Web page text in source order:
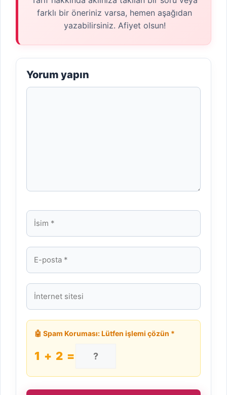
farklı bir öneriniz varsa, hemen aşağıdan
yazabilirsiniz. Afiyet olsun!
Yorum yapın
Yorum
İsim
E-
posta
İnternet
sitesi
🤖 Spam Koruması: Lütfen işlemi çözün *
1 + 2 =